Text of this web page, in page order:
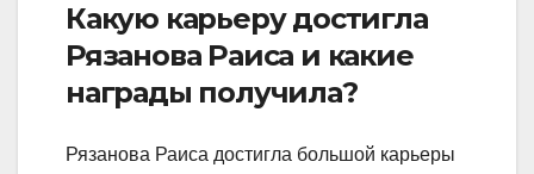
Какую карьеру достигла
Рязанова Раиса и какие
награды получила?
Рязанова Раиса достигла большой карьеры